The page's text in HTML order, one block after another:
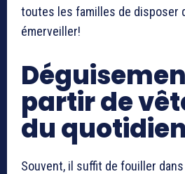
toutes les familles de disposer
émerveiller!
partir de
du quotidien
Souvent, il suffit de fouiller